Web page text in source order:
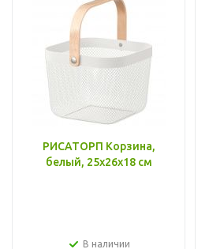
РИСАТОРП Корзина,
белый, 25x26x18 см
В наличии